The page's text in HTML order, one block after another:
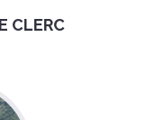
CLERC